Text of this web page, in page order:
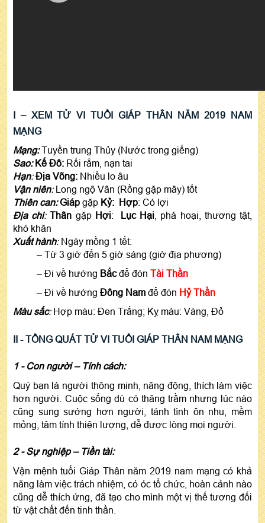
I – XEM TỬ VI TUỔI GIÁP THÂN NĂM 2019 NAM
MẠNG
Mạng: Tuyền trung Thủy (Nước trong giếng)
Sao:Kế Đô: Rối rắm, nạn tai
Hạn: Địa Võng: Nhiều lo âu
Vận niên: Long ngộ Vân (Rồng gặp mây) tốt
Thiên can:Giáp gặp Kỷ: Hợp: Có lợi
Địa chi: Thân gặp Hợi: Lục Hại , phá hoại, thương tật,
khó khăn
Xuất hành: Ngày mồng 1 tết:
– Từ 3 giờ đến 5 giờ sáng (giờ địa phương)
– Đi về hướng Bắcđể đón Tài Thần
– Đi về hướng Đông Nam để đón Hỷ Thần
Màu sắc:Hợp màu: Đen Trắng; Kỵ màu: Vàng, Đỏ
II - TỔNGQUÁT TỬ VI TUỔI GIÁP THÂN NAM MẠNG
1 - Con người – Tính cách:
Quý bạn là người thông minh, năng động, thích làm việc
hơn người. Cuộc sống dù có thăng trầm nhưng lúc nào
cũng sung sướng hơn người, tánh tình ôn nhu, mềm
mỏng, tâm tính thiện lượng, dễ được lòng mọi người.
2 - Sự nghiệp – Tiền tài:
Vận mệnh tuổi Giáp Thân năm 2019 nam mạng có khả
năng làm việc trách nhiệm, có óc tổ chức, hoàn cảnh nào
cũng dễ thích ứng, đã tạo cho mình một vị thế tương đối
từ vật chất đến tinh thần.